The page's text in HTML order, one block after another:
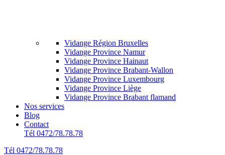
Vidange Région Bruxelles
Vidange Province Namur
Vidange Province Hainaut
Vidange Province Brabant-Wallon
Vidange Province Luxembourg
Vidange Province Liège
Vidange Province Brabant flamand
Nos services
Blog
Contact
Tél 0472/78.78.78
Tél 0472/78.78.78